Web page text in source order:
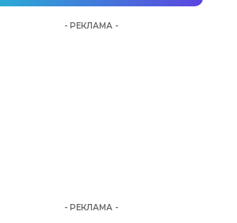
- РЕКЛАМА -
- РЕКЛАМА -